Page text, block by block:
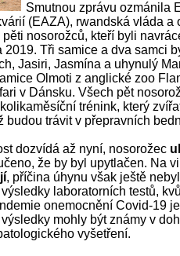
Smutnou zprávu ozmánila
(EAZA), rwandská vláda a
nosorožců, kteří byli
2019. Tři samice a dva samci
Jasiri, Jasmína a uhynulý
Olmoti z anglické zoo
v Dánsku. Všech pět
trénink, který
budou trávit v přepravních
dozvídá až nyní, nosorožec
že by byl upytlačen. Na
, příčina úhynu však ještě
laboratorních testů,
onemocnění Covid-19
mohly být známy v
vyšetření.